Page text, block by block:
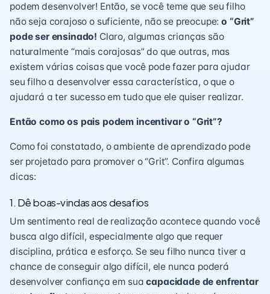
podem desenvolver! Então, se você teme que seu filho
não seja corajoso o suficiente, não se preocupe:o “Grit”
pode ser ensinado! Claro, algumas crianças são
naturalmente “mais corajosas” do que outras, mas
existem várias coisas que você pode fazer para ajudar
seu filho a desenvolver essa característica, o que o
ajudará a ter sucesso em tudo que ele quiser realizar.
Então como os pais podem incentivar o “Grit”?
Como foi constatado, o ambiente de aprendizado pode
ser projetado para promover o “Grit”. Confira algumas
dicas:
1. Dê boas-vindas aos desafios
Um sentimento real de realização acontece quando você
busca algo difícil, especialmente algo que requer
disciplina, prática e esforço. Se seu filho nunca tiver a
chance de conseguir algo difícil, ele nunca poderá
desenvolver confiança em suacapacidade de enfrentar